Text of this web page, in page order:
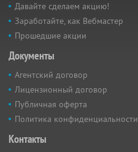
Давайте сделаем акцию!
Заработайте, как Вебмастер
Прошедшие акции
Документы
Агентский договор
Лицензионный договор
Публичная оферта
Политика конфиденциальности
Контакты